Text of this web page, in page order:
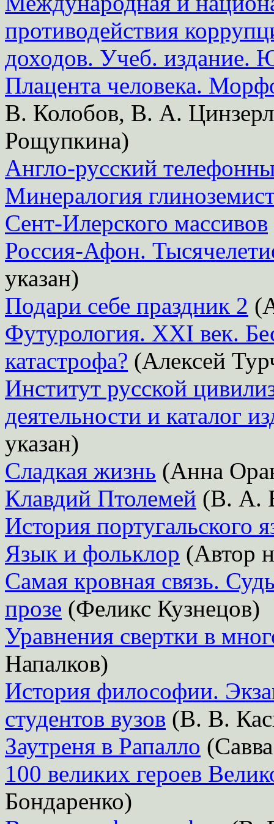
противодействия
доходов. Учеб. издание.
Плацента человека.
В. Колобов, В. А.
Рощупкина)
Англо-русский
Минералогия
Сент-Илерского массивов
Россия-Афон.
указан)
Подари себе праздник 2
Футурология. ХХI век.
катастрофа? (Алексей
Институт русской
деятельности и каталог
указан)
Сладкая жизнь (Анна
Клавдий Птолемей (В. А.
История португальского
Язык и фольклор (Автор
Самая кровная связь.
прозе (Феликс Кузнецов)
Уравнения свертки в
Напалков)
История философии.
студентов вузов (В. В.
Заутреня в Рапалло
100 великих героев
Бондаренко)